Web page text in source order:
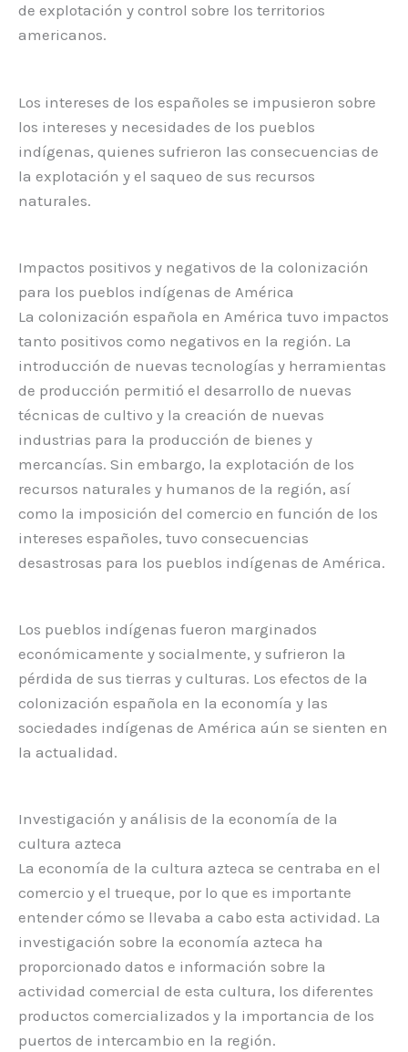
de explotación y control sobre los territorios
americanos.
Los intereses de los españoles se impusieron sobre
los intereses y necesidades de los pueblos
indígenas, quienes sufrieron las consecuencias de
la explotación y el saqueo de sus recursos
naturales.
Impactos positivos y negativos de la colonización
para los pueblos indígenas de América
La colonización española en América tuvo impactos
tanto positivos como negativos en la región. La
introducción de nuevas tecnologías y herramientas
de producción permitió el desarrollo de nuevas
técnicas de cultivo y la creación de nuevas
industrias para la producción de bienes y
mercancías. Sin embargo, la explotación de los
recursos naturales y humanos de la región, así
como la imposición del comercio en función de los
intereses españoles, tuvo consecuencias
desastrosas para los pueblos indígenas de América.
Los pueblos indígenas fueron marginados
económicamente y socialmente, y sufrieron la
pérdida de sus tierras y culturas. Los efectos de la
colonización española en la economía y las
sociedades indígenas de América aún se sienten en
la actualidad.
Investigación y análisis de la economía de la
cultura azteca
La economía de la cultura azteca se centraba en el
comercio y el trueque, por lo que es importante
entender cómo se llevaba a cabo esta actividad. La
investigación sobre la economía azteca ha
proporcionado datos e información sobre la
actividad comercial de esta cultura, los diferentes
productos comercializados y la importancia de los
puertos de intercambio en la región.